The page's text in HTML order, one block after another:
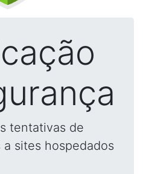
tentativas de
sites hospedados